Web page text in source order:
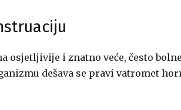
osjetljivije i znatno veće, često
dešava se pravi vatromet